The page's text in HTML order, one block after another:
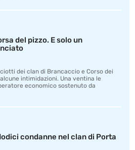
del pizzo. E solo un
dei clan di Brancaccio e Corso dei
intimidazioni. Una ventina le
economico sostenuto da
condanne nel clan di Porta